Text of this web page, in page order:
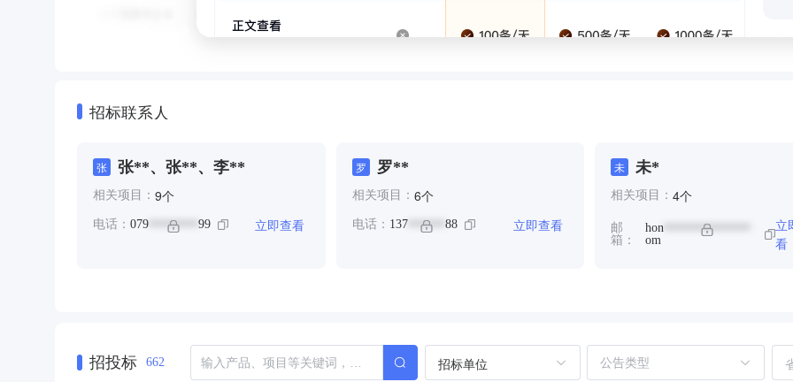
招标联系人
张 张**、张**、李**
相关项目： 9个
电话： 079 ******** 99 立即查看
罗 罗**
相关项目： 6个
电话： 137 ****** 88 立即查看
未 未*
相关项目： 4个
邮
箱：
hon**************
om
立
看
招投标 662 招标单位